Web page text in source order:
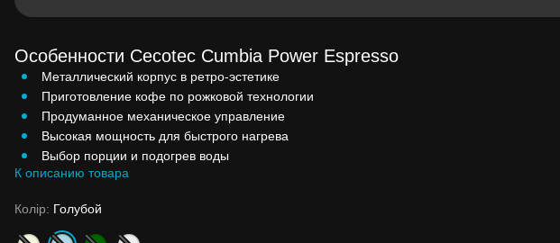
Особенности Cecotec Cumbia Power Espresso
Металлический корпус в ретро-эстетике
Приготовление кофе по рожковой технологии
Продуманное механическое управление
Высокая мощность для быстрого нагрева
Выбор порции и подогрев воды
К описанию товара
Колір: Голубой